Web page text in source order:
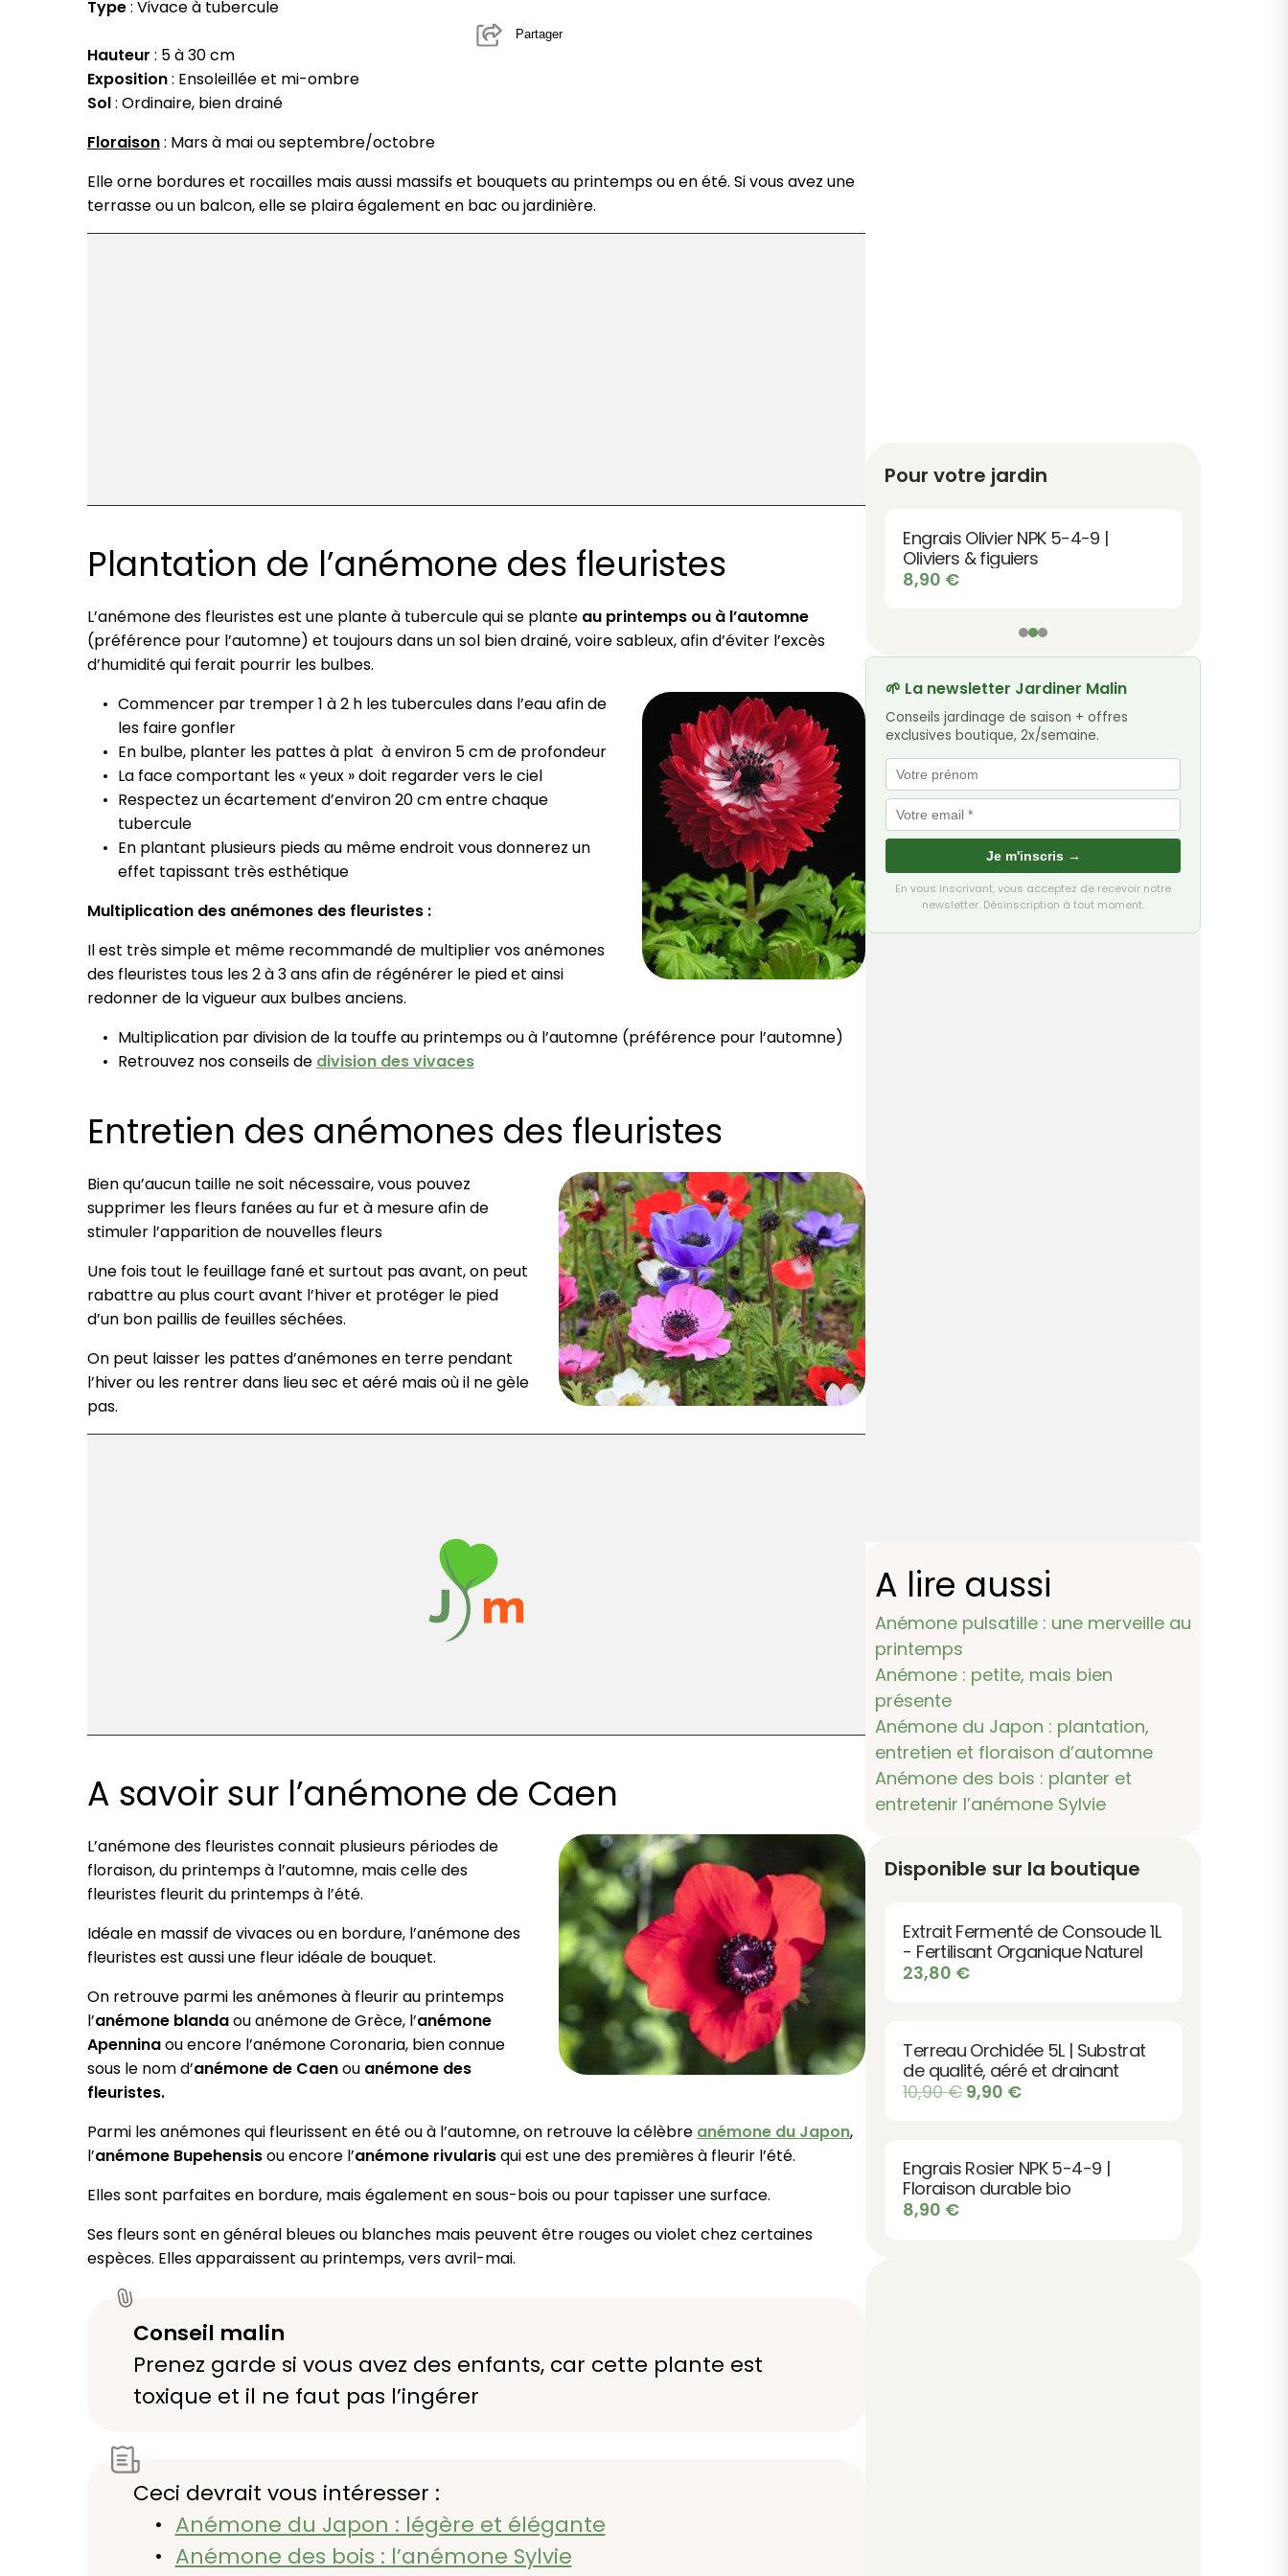
Partager
Type: Vivace à tubercule
Hauteur : 5 à 30 cm
Exposition: Ensoleillée et mi-ombre
Sol: Ordinaire, bien drainé
Floraison: Mars à mai ou septembre/octobre
Elle orne bordures et rocailles mais aussi massifs et bouquets au printemps ou en été. Si vous avez une
terrasse ou un balcon, elle se plaira également en bac ou jardinière.
Plantation de l’anémone des fleuristes
L’anémone des fleuristes est une plante à tubercule qui se plante au printemps ou à l’automne
(préférence pour l’automne) et toujours dans un sol bien drainé, voire sableux, afin d’éviter l’excès
d’humidité qui ferait pourrir les bulbes.
Commencer par tremper 1 à 2 h les tubercules dans l’eau afin de
les faire gonfler
En bulbe, planter les pattes à plat à environ 5 cm de profondeur
La face comportant les « yeux » doit regarder vers le ciel
Respectez un écartement d’environ 20 cm entre chaque
tubercule
En plantant plusieurs pieds au même endroit vous donnerez un
effet tapissant très esthétique
Multiplication des anémones des fleuristes :
Il est très simple et même recommandé de multiplier vos anémones
des fleuristes tous les 2 à 3 ans afin de régénérer le pied et ainsi
redonner de la vigueur aux bulbes anciens.
Multiplication par division de la touffe au printemps ou à l’automne (préférence pour l’automne)
Retrouvez nos conseils de division des vivaces
Entretien des anémones des fleuristes
Bien qu’aucun taille ne soit nécessaire, vous pouvez
supprimer les fleurs fanées au fur et à mesure afin de
stimuler l’apparition de nouvelles fleurs
Une fois tout le feuillage fané et surtout pas avant, on peut
rabattre au plus court avant l’hiver et protéger le pied
d’un bon paillis de feuilles séchées.
On peut laisser les pattes d’anémones en terre pendant
l’hiver ou les rentrer dans lieu sec et aéré mais où il ne gèle
pas.
A savoir sur l’anémone de Caen
L’anémone des fleuristes connait plusieurs périodes de
floraison, du printemps à l’automne, mais celle des
fleuristes fleurit du printemps à l’été.
Idéale en massif de vivaces ou en bordure, l’anémone des
fleuristes est aussi une fleur idéale de bouquet.
On retrouve parmi les anémones à fleurir au printemps
l’anémone blandaou anémone de Grèce, l’anémone
Apenninaou encore l’anémone Coronaria, bien connue
sous le nom d’anémone de Caenouanémone des
fleuristes.
Parmi les anémones qui fleurissent en été ou à l’automne, on retrouve la célèbre anémone du Japon,
l’anémone Bupehensisou encore l’anémone rivularisqui est une des premières à fleurir l’été.
Elles sont parfaites en bordure, mais également en sous-bois ou pour tapisser une surface.
Ses fleurs sont en général bleues ou blanches mais peuvent être rouges ou violet chez certaines
espèces. Elles apparaissent au printemps, vers avril-mai.
Conseil malin
Prenez garde si vous avez des enfants, car cette plante est
toxique et il ne faut pas l’ingérer
Ceci devrait vous intéresser :
Anémone du Japon : légère et élégante
Anémone des bois : l’anémone Sylvie
Pour votre jardin
Engrais Olivier NPK 5-4-9 |
Oliviers & figuiers
8,90 €
🌱 La newsletter Jardiner Malin
Conseils jardinage de saison + offres
exclusives boutique, 2x/semaine.
Je m'inscris →
En vous inscrivant, vous acceptez de recevoir notre
newsletter. Désinscription à tout moment.
A lire aussi
Anémone pulsatille : une merveille au
printemps
Anémone : petite, mais bien
présente
Anémone du Japon : plantation,
entretien et floraison d’automne
Anémone des bois : planter et
entretenir l’anémone Sylvie
Disponible sur la boutique
Extrait Fermenté de Consoude 1L
- Fertilisant Organique Naturel
23,80 €
Terreau Orchidée 5L | Substrat
de qualité, aéré et drainant
10,90€Le
était :
10,90 €.
9,90 €Le
est :
9,90 €.
Engrais Rosier NPK 5-4-9 |
Floraison durable bio
8,90 €